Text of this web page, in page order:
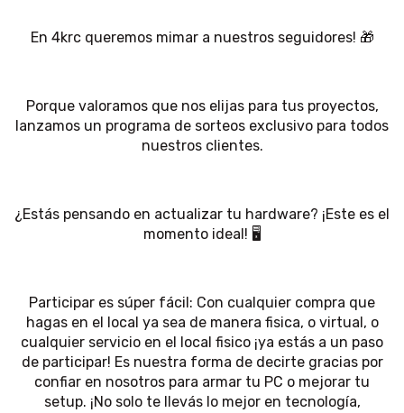
En 4krc queremos mimar a nuestros seguidores! 🎁
Porque valoramos que nos elijas para tus proyectos,
lanzamos un programa de sorteos exclusivo para todos
nuestros clientes.
¿Estás pensando en actualizar tu hardware? ¡Este es el
momento ideal! 🖥️
Participar es súper fácil: Con cualquier compra que
hagas en el local ya sea de manera fisica, o virtual, o
cualquier servicio en el local fisico ¡ya estás a un paso
de participar! Es nuestra forma de decirte gracias por
confiar en nosotros para armar tu PC o mejorar tu
setup. ¡No solo te llevás lo mejor en tecnología,